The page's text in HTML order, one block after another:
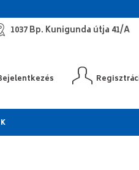
1037 Bp. Kunigunda útja 41/A